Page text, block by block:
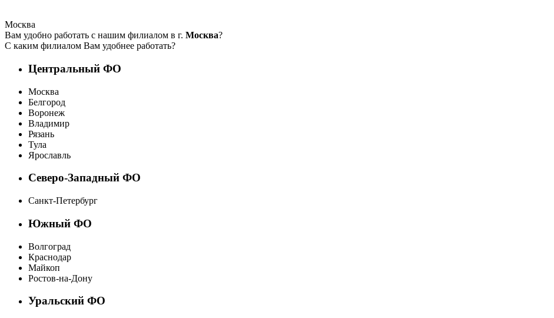
Москва
Вам удобно работать с нашим филиалом в г. Москва?
С каким филиалом Вам удобнее работать?
Центральный ФО
Москва
Белгород
Воронеж
Владимир
Рязань
Тула
Ярославль
Северо-Западный ФО
Санкт-Петербург
Южный ФО
Волгоград
Краснодар
Майкоп
Ростов-на-Дону
Уральский ФО